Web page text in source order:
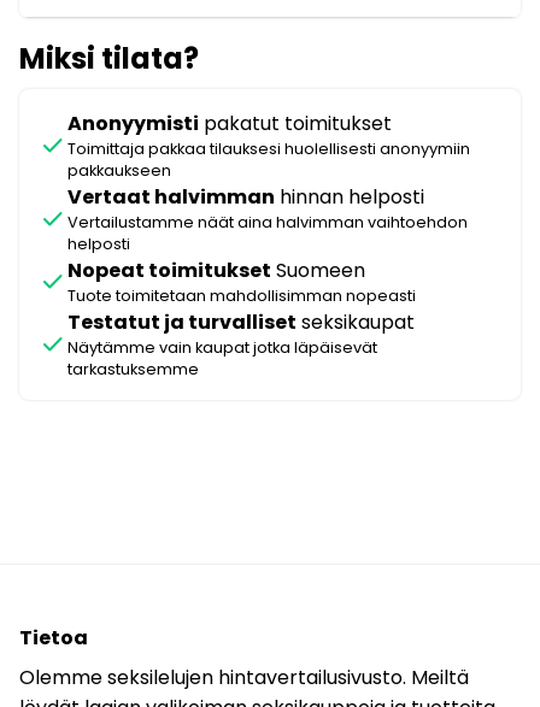
Miksi tilata?
check
Anonyymisti pakatut toimitukset
Toimittaja pakkaa tilauksesi huolellisesti anonyymiin
pakkaukseen
check
Vertaat halvimman hinnan helposti
Vertailustamme näät aina halvimman vaihtoehdon
helposti
check Nopeat toimitukset Suomeen
Tuote toimitetaan mahdollisimman nopeasti
check
Testatut ja turvalliset seksikaupat
Näytämme vain kaupat jotka läpäisevät
tarkastuksemme
Tietoa
Olemme seksilelujen hintavertailusivusto. Meiltä